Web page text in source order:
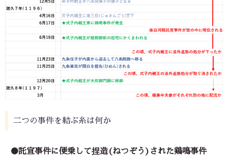
二つの事件を結ぶ糸は何か
●託宣事件に便乗して捏造(ねつぞう)された鶏鳴事件